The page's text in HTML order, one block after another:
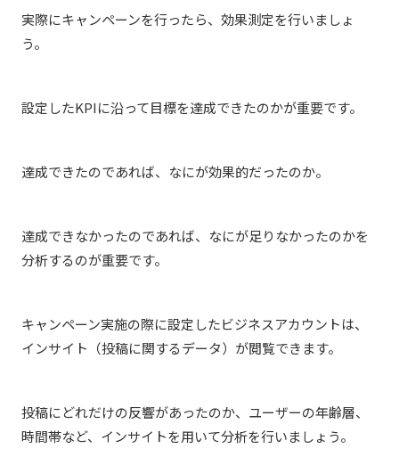
実際にキャンペーンを行ったら、効果測定を行いましょ
う。
設定したKPIに沿って目標を達成できたのかが重要です。
達成できたのであれば、なにが効果的だったのか。
達成できなかったのであれば、なにが足りなかったのかを
分析するのが重要です。
キャンペーン実施の際に設定したビジネスアカウントは、
インサイト（投稿に関するデータ）が閲覧できます。
投稿にどれだけの反響があったのか、ユーザーの年齢層、
時間帯など、インサイトを用いて分析を行いましょう。